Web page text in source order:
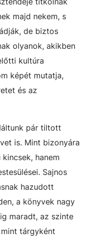
majd nekem, s
de biztos
olyanok, akikben
kultúra
képét mutatja,
és az
pár tiltott
is. Mint bizonyára
hanem
Sajnos
hazudott
a könyvek nagy
maradt, az szinte
tárgyként